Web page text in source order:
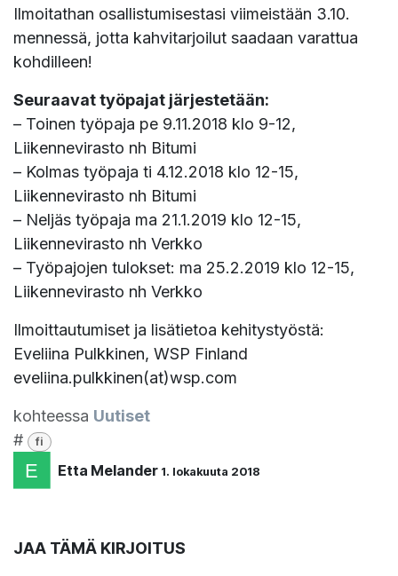
Ilmoitathan osallistumisestasi viimeistään 3.10.
mennessä, jotta kahvitarjoilut saadaan varattua
kohdilleen!
Seuraavat työpajat järjestetään:
– Toinen työpaja pe 9.11.2018 klo 9-12,
Liikennevirasto nh Bitumi
– Kolmas työpaja ti 4.12.2018 klo 12-15,
Liikennevirasto nh Bitumi
– Neljäs työpaja ma 21.1.2019 klo 12-15,
Liikennevirasto nh Verkko
– Työpajojen tulokset: ma 25.2.2019 klo 12-15,
Liikennevirasto nh Verkko
Ilmoittautumiset ja lisätietoa kehitystyöstä:
Eveliina Pulkkinen, WSP Finland
eveliina.pulkkinen(at)wsp.com
kohteessa Uutiset
#
fi
Etta Melander 1. lokakuuta 2018
JAA TÄMÄ KIRJOITUS